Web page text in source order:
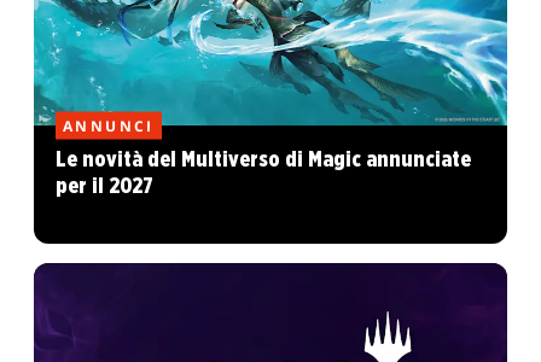
ANNUNCI
Le novità del Multiverso di Magic annunciate
per il 2027